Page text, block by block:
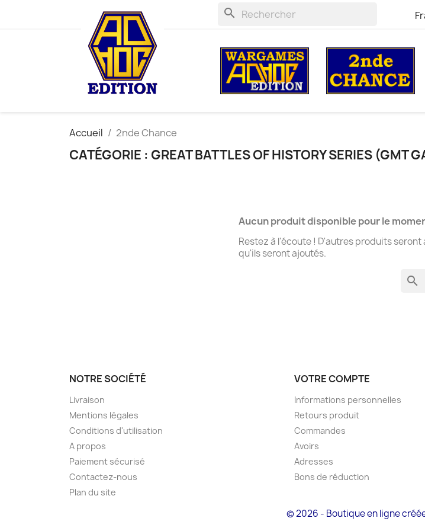
search
Accueil 2nde Chance
CATÉGORIE : GREAT BATTLES OF HISTORY SERIES (GMT
Aucun produit disponible pour le
Restez à l'écoute ! D'autres produits
qu'ils seront ajoutés.
search
NOTRE SOCIÉTÉ
Livraison
Mentions légales
Conditions d'utilisation
A propos
Paiement sécurisé
Contactez-nous
Plan du site
VOTRE COMPTE
Informations personnelles
Retours produit
Commandes
Avoirs
Adresses
Bons de réduction
© 2026 - Boutique en ligne